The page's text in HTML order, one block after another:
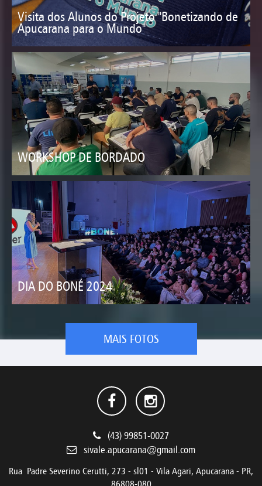
Visita dos Alunos do Projeto "Bonetizando de
Apucarana para o Mundo"
WORKSHOP DE BORDADO
DIA DO BONÉ 2024
MAIS FOTOS
(43) 99851-0027
sivale.apucarana@gmail.com
Rua Padre Severino Cerutti, 273 - sl01 - Vila Agari, Apucarana - PR,